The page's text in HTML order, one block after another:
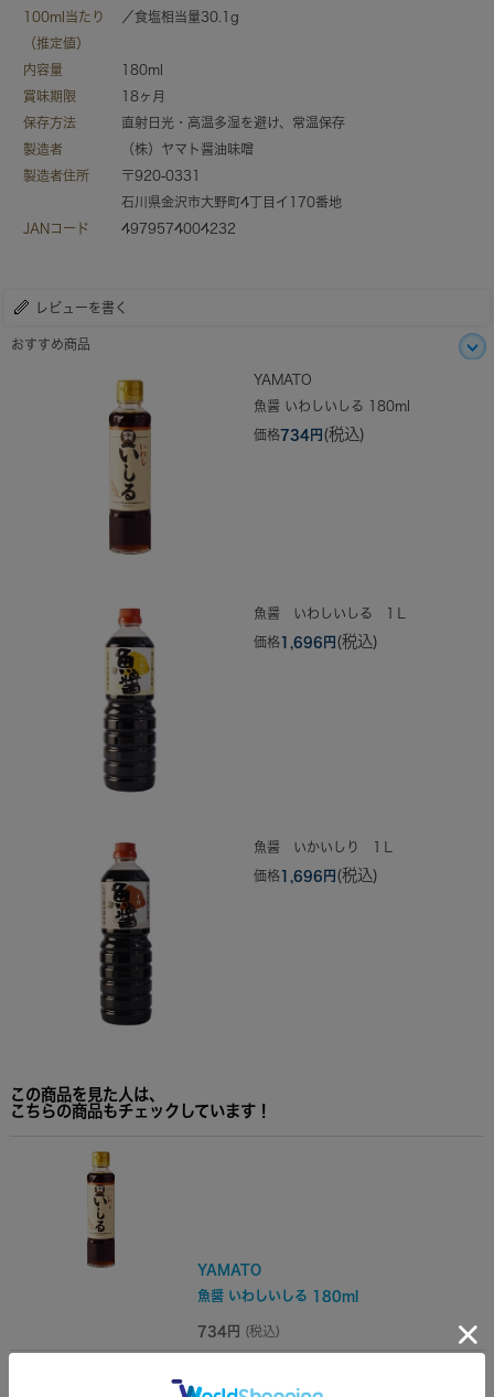
100ml当たり
（推定値）
／食塩相当量30.1g
内容量
180ml
賞味期限
18ヶ月
保存方法
直射日光・高温多湿を避け、常温保存
製造者
（株）ヤマト醤油味噌
製造者住所
〒920-0331
石川県金沢市大野町4丁目イ170番地
JANコード
4979574004232
レビューを書く
おすすめ商品
YAMATO
魚醤 いわしいしる 180ml
価格734円 (税込)
魚醤 いわしいしる 1Ｌ
価格1,696円 (税込)
魚醤 いかいしり 1Ｌ
価格1,696円 (税込)
この商品を見た人は、
こちらの商品もチェックしています！
YAMATO
魚醤 いわしいしる 180ml
734円 (税込)